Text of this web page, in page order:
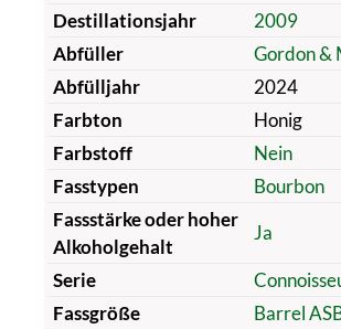
Destillationsjahr
2009
Abfüller
Gordon &
Abfülljahr
2024
Farbton
Honig
Farbstoff
Nein
Fasstypen
Bourbon
Fassstärke oder hoher
Alkoholgehalt
Ja
Serie
Fassgröße
Barrel